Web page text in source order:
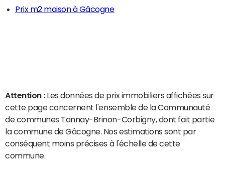
Prix m2 maison à Gâcogne
Attention : Les données de prix immobiliers affichées sur
cette page concernent l'ensemble de la Communauté
de communes Tannay-Brinon-Corbigny, dont fait partie
la commune de Gâcogne. Nos estimations sont par
conséquent moins précises à l'échelle de cette
commune.